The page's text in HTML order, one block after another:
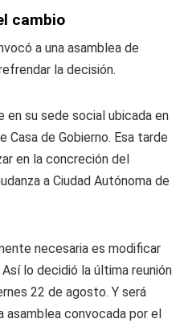
cambio
a una asamblea de
la decisión.
en su sede social ubicada en
Casa de Gobierno. Esa tarde
en la concreción del
a Ciudad Autónoma de
necesaria es modificar
Así lo decidió la última reunión
22 de agosto. Y será
convocada por el